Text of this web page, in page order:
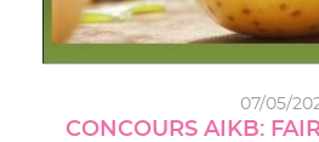
07/05/
CONCOURS AIKB: